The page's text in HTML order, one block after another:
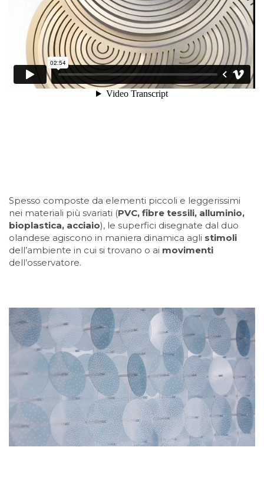
Spesso composte da elementi piccoli e leggerissimi
nei materiali più svariati (PVC, fibre tessili, alluminio,
bioplastica, acciaio), le superfici disegnate dal duo
olandese agiscono in maniera dinamica agli stimoli
dell’ambiente in cui si trovano o ai movimenti
dell’osservatore.